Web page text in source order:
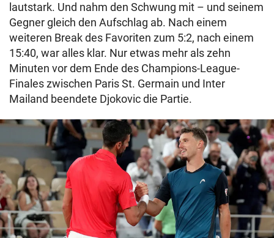
lautstark. Und nahm den Schwung mit – und seinem
Gegner gleich den Aufschlag ab. Nach einem
weiteren Break des Favoriten zum 5:2, nach einem
15:40, war alles klar. Nur etwas mehr als zehn
Minuten vor dem Ende des Champions-League-
Finales zwischen Paris St. Germain und Inter
Mailand beendete Djokovic die Partie.